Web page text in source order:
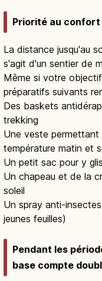
Priorité au confort
La distance jusqu'au
s'agit d'un sentier de
Même si votre
préparatifs suivants
Des baskets
trekking
Une veste
température matin et
Un petit sac pour y
Un chapeau et de la
soleil
Un spray anti-
jeunes feuilles)
Pendant les
base compte